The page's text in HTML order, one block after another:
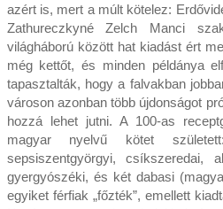
azért is, mert a múlt kötelez:
Zathureczkyné Zelch Manci
világháború között hat kiadást ért
még kettőt, és minden példánya
tapasztalták, hogy a falvakban
városon azonban több újdonságot
hozzá lehet jutni. A 100-as
magyar nyelvű kötet
sepsiszentgyörgyi, csíkszeredai,
gyergyószéki, és két dabasi
egyiket férfiak „főzték”, emellett